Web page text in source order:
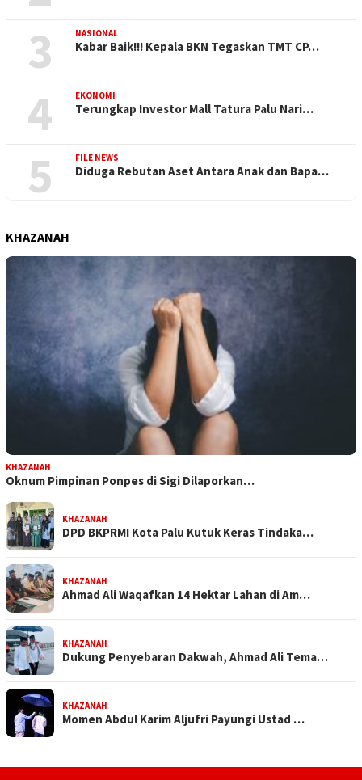
3 NASIONAL
Kabar Baik!!! Kepala BKN Tegaskan TMT CP…
4 EKONOMI
Terungkap Investor Mall Tatura Palu Nari…
5 FILE NEWS
Diduga Rebutan Aset Antara Anak dan Bapa…
KHAZANAH
KHAZANAH
Oknum Pimpinan Ponpes di Sigi Dilaporkan…
KHAZANAH
DPD BKPRMI Kota Palu Kutuk Keras Tindaka…
KHAZANAH
Ahmad Ali Waqafkan 14 Hektar Lahan di Am…
KHAZANAH
Dukung Penyebaran Dakwah, Ahmad Ali Tema…
KHAZANAH
Momen Abdul Karim Aljufri Payungi Ustad …